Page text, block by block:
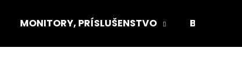
MONITORY, PRÍSLUŠENSTVO BUNKY,
nájsť?